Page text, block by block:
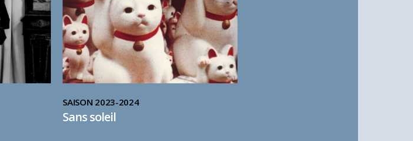
SAISON 2023-2024
Sans soleil